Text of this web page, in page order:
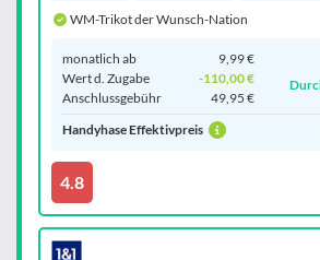
WM-Trikot der Wunsch-Nation
monatlich ab
9,99 €
Wert d. Zugabe
-110,00 €
Anschluss­gebühr
49,95 €
Handyhase Effektivpreis
4.8